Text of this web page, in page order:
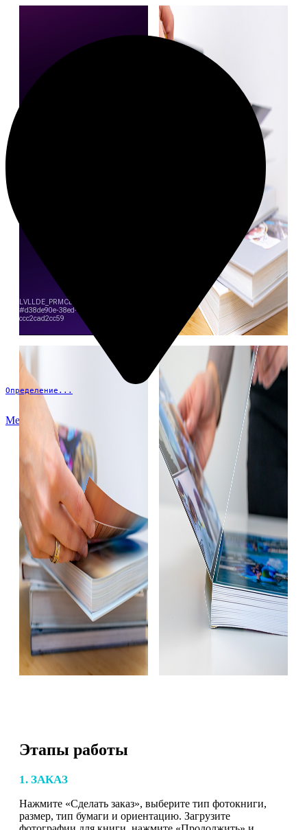
Определение...
Меню
Этапы работы
1. ЗАКАЗ
Нажмите «Сделать заказ», выберите тип фотокниги,
размер, тип бумаги и ориентацию. Загрузите